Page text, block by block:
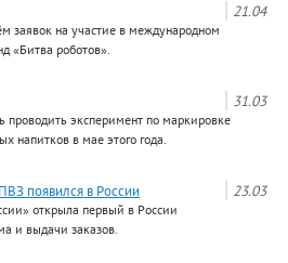
21.04
заявок на участие в международном
«Битва роботов».
31.03
проводить эксперимент по маркировке
напитков в мае этого года.
23.03
появился в России
открыла первый в России
и выдачи заказов.